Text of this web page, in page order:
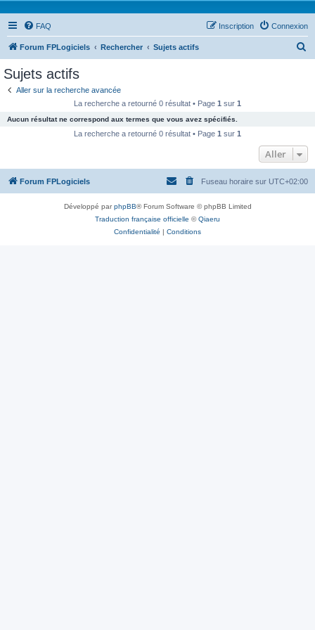
FAQ Connexion
Inscription
Forum FPLogiciels Rechercher Sujets actifs
c
e
Sujets actifs
Aller sur la recherche avancée
La recherche a retourné 0 résultat • Page 1 sur 1
Aucun résultat ne correspond aux termes que vous avez spécifiés.
La recherche a retourné 0 résultat • Page 1 sur 1
Aller
Forum FPLogiciels Fuseau horaire sur UTC+02:00
Développé parphpBB® Forum Software © phpBB Limited
Traduction française officielle ©Qiaeru
Confidentialité | Conditions